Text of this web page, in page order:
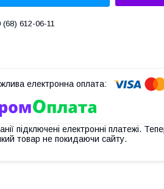
(68) 612-06-11
підключені електронні платежі.
товар не покидаючи сайту.